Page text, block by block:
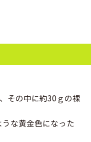
その中に約30ｇの裸
な黄金色になった